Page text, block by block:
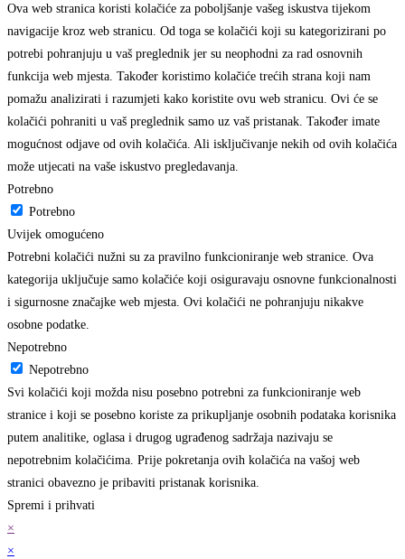
Ova web stranica koristi kolačiće za poboljšanje vašeg iskustva tijekom
navigacije kroz web stranicu. Od toga se kolačići koji su kategorizirani po
potrebi pohranjuju u vaš preglednik jer su neophodni za rad osnovnih
funkcija web mjesta. Također koristimo kolačiće trećih strana koji nam
pomažu analizirati i razumjeti kako koristite ovu web stranicu. Ovi će se
kolačići pohraniti u vaš preglednik samo uz vaš pristanak. Također imate
mogućnost odjave od ovih kolačića. Ali isključivanje nekih od ovih kolačića
može utjecati na vaše iskustvo pregledavanja.
Potrebno
Potrebno
Uvijek omogućeno
Potrebni kolačići nužni su za pravilno funkcioniranje web stranice. Ova
kategorija uključuje samo kolačiće koji osiguravaju osnovne funkcionalnosti
i sigurnosne značajke web mjesta. Ovi kolačići ne pohranjuju nikakve
osobne podatke.
Nepotrebno
Nepotrebno
Svi kolačići koji možda nisu posebno potrebni za funkcioniranje web
stranice i koji se posebno koriste za prikupljanje osobnih podataka korisnika
putem analitike, oglasa i drugog ugrađenog sadržaja nazivaju se
nepotrebnim kolačićima. Prije pokretanja ovih kolačića na vašoj web
stranici obavezno je pribaviti pristanak korisnika.
Spremi i prihvati
×
×